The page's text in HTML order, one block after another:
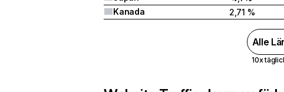
Kanada
2,71 %
Alle
10x